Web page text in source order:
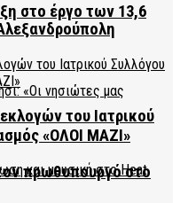
στο έργο των 13,6
πρωθυπουργό στο
του Ιατρικού
«ΟΛΟΙ ΜΑΖΙ»